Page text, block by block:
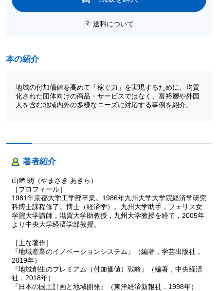
送料について
本の紹介
地域の付加価値を高めて「稼ぐ力」を実現するために、均質
化された団体向けの商品・サービスではなく、富裕層や外国
人を含む地域内外の多様なニーズに対応する事例を紹介。
著者紹介
山﨑 朗（やまさき あきら）
［プロフィール］
1981年京都大学工学部卒業。1986年九州大学大学院経済学研究
科博士課程修了。博士（経済学）。九州大学助手，フェリス女
学院大学講師，滋賀大学助教授，九州大学教授を経て，2005年
より中央大学経済学部教授。
［主な著作］
『地域産業のイノベーションシステム』（編著，学芸出版社，
2019年）
『地域創生のプレミアム（付加価値）戦略』（編著，中央経済
社，2018年）
『日本の国土計画と地域開発』（東洋経済新報社，1998年）